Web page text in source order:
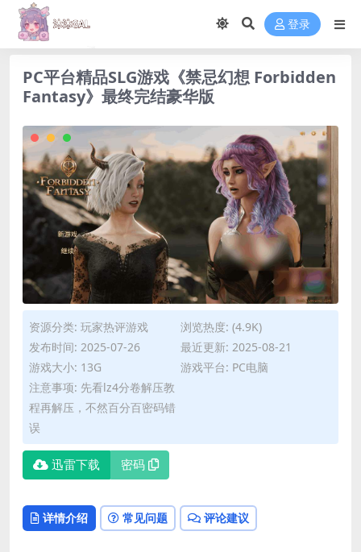
登录
PC平台精品SLG游戏《禁忌幻想 Forbidden
Fantasy》最终完结豪华版
资源分类: 玩家热评游戏
浏览热度: (4.9K)
发布时间: 2025-07-26
最近更新: 2025-08-21
游戏大小: 13G
游戏平台: PC电脑
注意事项: 先看lz4分卷解压教
程再解压，不然百分百密码错
误
迅雷下载 密码
详情介绍 常见问题 评论建议